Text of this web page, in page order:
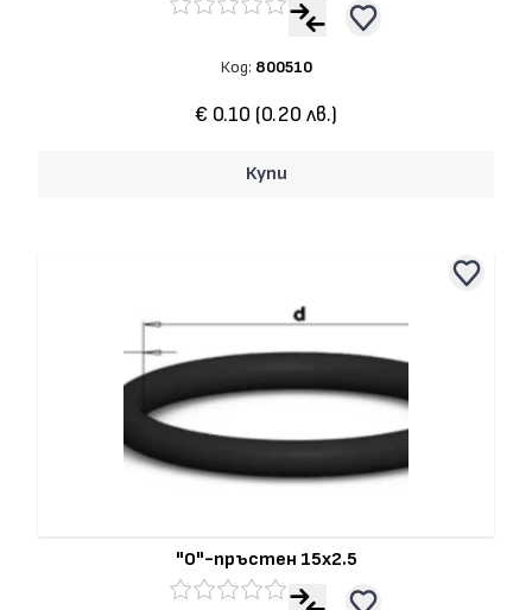
Код: 800510
€ 0.10 (0.20 лв.)
Купи
"О"-пръстен 15x2.5